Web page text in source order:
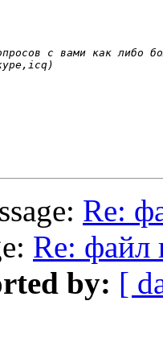
Re:
Re: файл
by: [